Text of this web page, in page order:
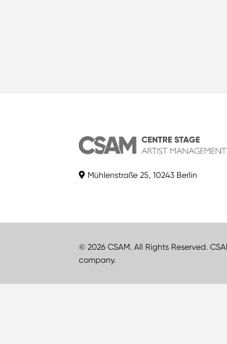
Mühlenstraße 25, 10243 Berlin
© 2026 CSAM. All Rights Reserved.
company.